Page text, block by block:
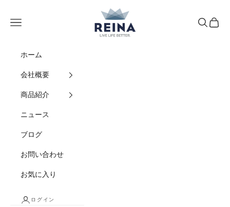
REINA
メニュー
検索カート
ホーム
会社概要
商品紹介
ニュース
ブログ
お問い合わせ
お気に入り
ログイン